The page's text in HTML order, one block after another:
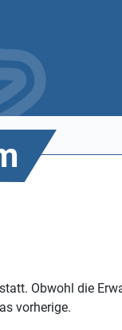
Obwohl die
vorherige.